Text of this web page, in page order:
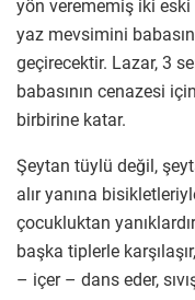
yön verememiş iki
yaz mevsimini
geçirecektir. Lazar, 3
babasının cenazesi
birbirine katar.
Şeytan tüylü değil,
alır yanına
çocukluktan
başka tiplerle
– içer – dans eder,